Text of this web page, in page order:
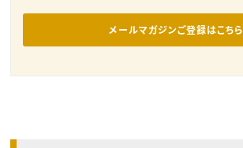
メールマガジンご登録はこちら